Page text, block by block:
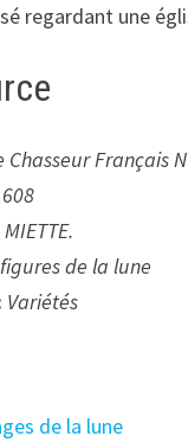
regardant une
Chasseur Français
MIETTE.
de la lune
Variétés
de la lune